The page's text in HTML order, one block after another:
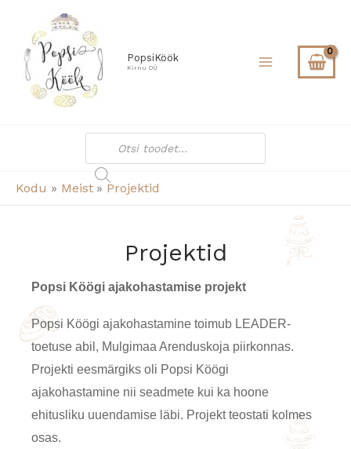
content
PopsiKöök
Kirnu OÜ
Products
search
Kodu Meist Projektid
Projektid
Popsi Köögi ajakohastamise projekt
Popsi Köögi ajakohastamine toimub LEADER-
toetuse abil, Mulgimaa Arenduskoja piirkonnas.
Projekti eesmärgiks oli Popsi Köögi
ajakohastamine nii seadmete kui ka hoone
ehitusliku uuendamise läbi. Projekt teostati kolmes
osas.